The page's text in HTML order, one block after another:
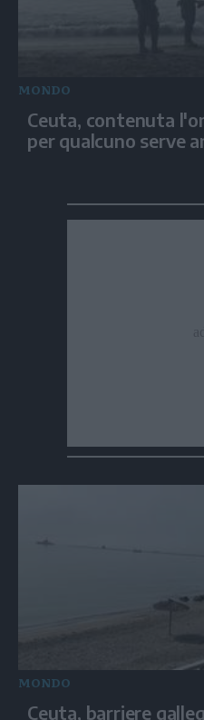
MONDO
Ceuta, contenuta
per qualcuno serve
MONDO
Ceuta, barriere